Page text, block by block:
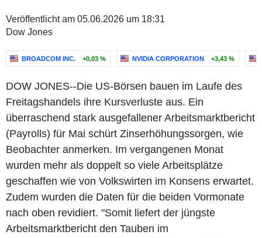
Veröffentlicht am 05.06.2026 um 18:31
Dow Jones
BROADCOM INC. +0,03 % NVIDIA CORPORATION +3,43 %
DOW JONES--Die US-Börsen bauen im Laufe des
Freitagshandels ihre Kursverluste aus. Ein
überraschend stark ausgefallener Arbeitsmarktbericht
(Payrolls) für Mai schürt Zinserhöhungssorgen, wie
Beobachter anmerken. Im vergangenen Monat
wurden mehr als doppelt so viele Arbeitsplätze
geschaffen wie von Volkswirten im Konsens erwartet.
Zudem wurden die Daten für die beiden Vormonate
nach oben revidiert. "Somit liefert der jüngste
Arbeitsmarktbericht den Tauben im